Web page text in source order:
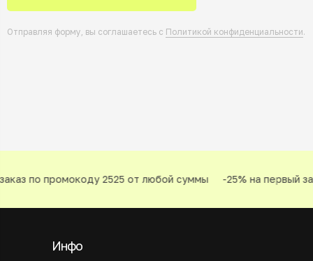
Отправляя форму, вы соглашаетесь с Политикой конфиденциальности.
по промокоду 2525 от любой суммы -25% на первый
Инфо